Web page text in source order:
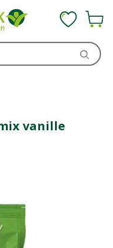
vanille